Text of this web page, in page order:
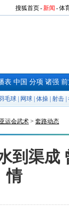
搜狐首页-新闻 -体
表 中国 分项 诸强
毛球 网球 体操 射击
运会武术 > 套路动态
到渠成
情